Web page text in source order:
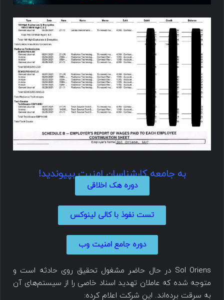
به جامعه کارشناسان امنیت بپیوندید!
دوره هک اخلاقی
تست نفوذ با کالی لینوکس
دوره جامع امنیت وب
Sol Oriens در حال حاضر مشغول تحقیق روی حادثه است و
متوجه شده که عاملان تهدید اسناد خاصی را از سیستم‌های آن
به سرقت برده‌اند. این شرکت اعلام کرده: